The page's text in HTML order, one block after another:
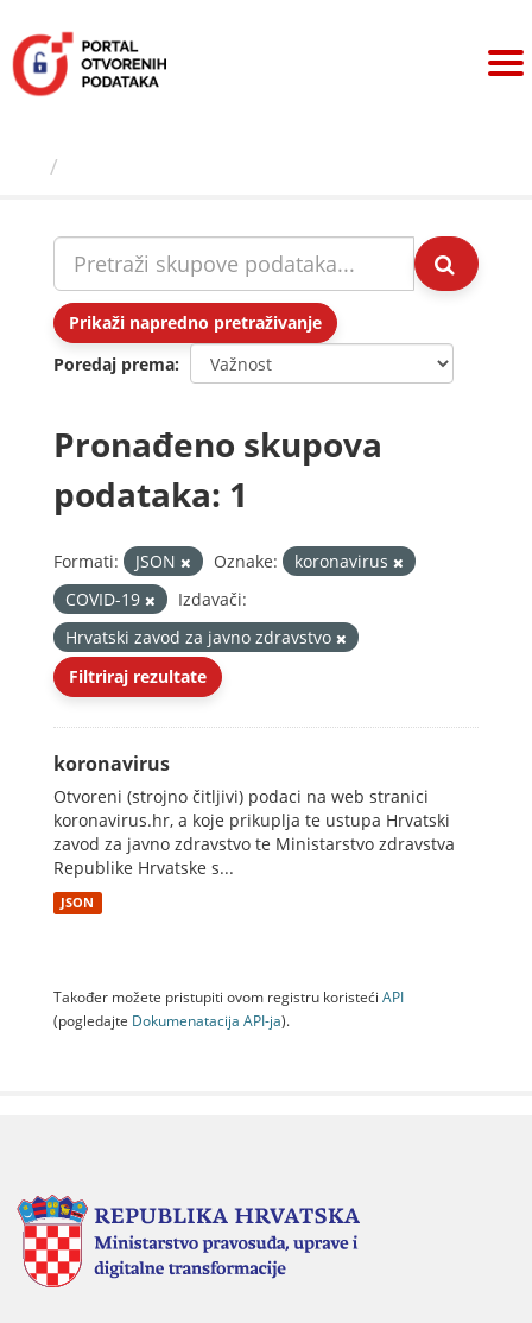
sadržaj
Prikaži napredno pretraživanje
Poredaj prema
Pronađeno skupova
podataka: 1
Formati: JSON Oznake:
koronavirus
COVID-19
Izdavači:
Hrvatski zavod za javno zdravstvo
Filtriraj rezultate
koronavirus
Otvoreni (strojno čitljivi) podaci na web stranici
koronavirus.hr, a koje prikuplja te ustupa Hrvatski
zavod za javno zdravstvo te Ministarstvo zdravstva
Republike Hrvatske s...
JSON
Također možete pristupiti ovom registru koristeći API
(pogledajte Dokumenаtаcijа API-jа).